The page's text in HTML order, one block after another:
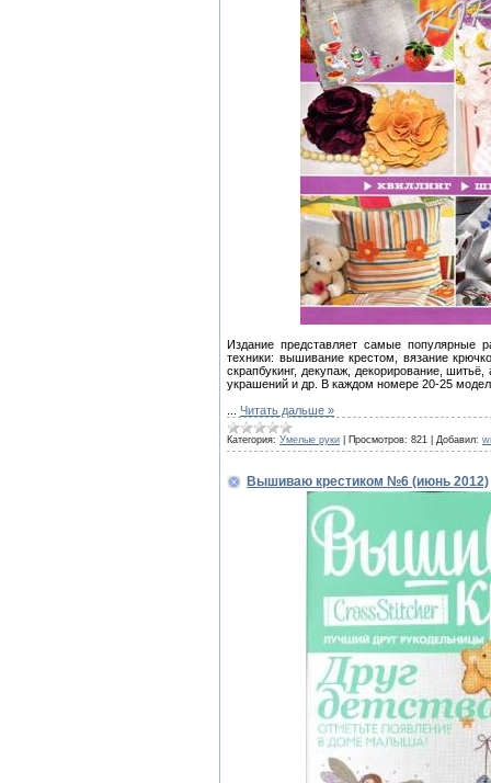
Издание представляет самые популярные
техники: вышивание крестом, вязание
скрапбукинг, декупаж, декорирование,
украшений и др. В каждом номере 20-25
Читать дальше »
Категория: Умелые руки Просмотров: 821 Добавил:
Вышиваю крестиком №6 (июнь 2012)